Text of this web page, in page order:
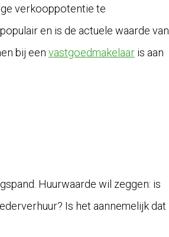
verkooppotentie te
en is de actuele waarde van
bij een vastgoedmakelaar is aan
Huurwaarde wil zeggen: is
Is het aannemelijk dat